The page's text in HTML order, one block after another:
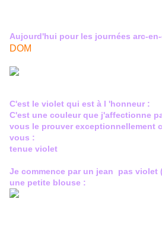
Aujourd'hui pour les journées arc-
DOM
C'est le violet qui est à l 'honneur :
C'est une couleur que j'affectionne
vous le prouver exceptionnellement
vous :
tenue violet
Je commence par un jean pas violet
une petite blouse :